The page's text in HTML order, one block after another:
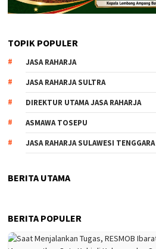
TOPIK POPULER
JASA RAHARJA
JASA RAHARJA SULTRA
DIREKTUR UTAMA JASA RAHARJA
ASMAWA TOSEPU
JASA RAHARJA SULAWESI TENGGARA
BERITA UTAMA
BERITA POPULER